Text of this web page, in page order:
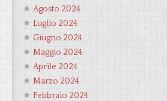
Agosto 2024
Luglio 2024
Giugno 2024
Maggio 2024
Aprile 2024
Marzo 2024
Febbraio 2024